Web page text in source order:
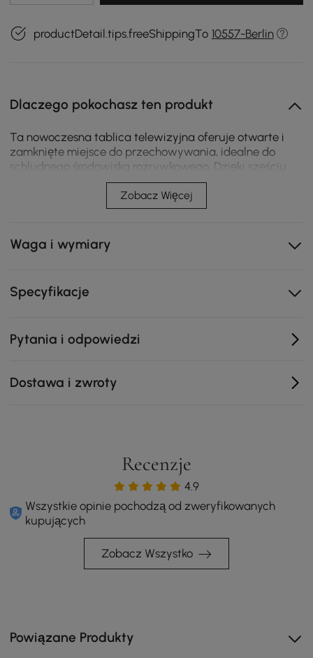
productDetail.tips.freeShippingTo 10557-Berlin
Dlaczego pokochasz ten produkt
Ta nowoczesna tablica telewizyjna oferuje otwarte i
zamknięte miejsce do przechowywania, idealne do
schludnego środowiska rozrywkowego. Dzięki sześciu
solidnym, złotym nogom i eleganckiemu kremowemu
wzornictwu idealnie nadaje się do sypialni, salonów lub
salonów telewizyjnych.
Duża przestrzeń do przechowywania: oferuje dużą
przestrzeń dla urządzeń multimedialnych, akcesoriów
Pionowa prążkowana konstrukcja: tworzy elegancki,
nowoczesny wygląd
wykończeniem dla luksusowego, estetycznego
Współczesny prostokątny design: idealnie pasuje do
różnych przestrzeni mieszkalnych, takich jak sypialnie,
Zobacz Więcej
Waga i wymiary
Specyfikacje
Pytania i odpowiedzi
Dostawa i zwroty
Recenzje
4.9
Wszystkie opinie pochodzą od zweryfikowanych
kupujących
Zobacz Wszystko
Powiązane Produkty